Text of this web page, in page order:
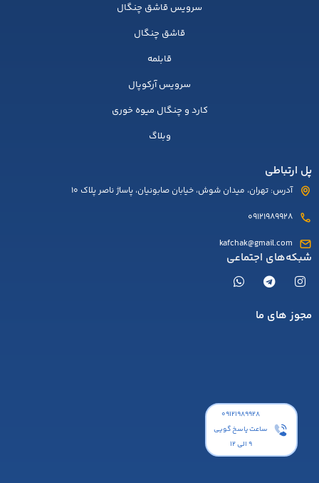
سرویس قاشق چنگال
قاشق چنگال
قابلمه
سرویس آرکوپال
کارد و چنگال میوه خوری
وبلاگ
پل ارتباطی
آدرس: تهران، میدان شوش، خیابان صابونیان، پاساژ ناصر پلاک 10
09121989928
kafchak@gmail.com
شبکه‌های اجتماعی
مجوز های ما
۰۹۱۲۱۹۸۹۹۲۸
ساعت پاسخ گویی
9 الی 12